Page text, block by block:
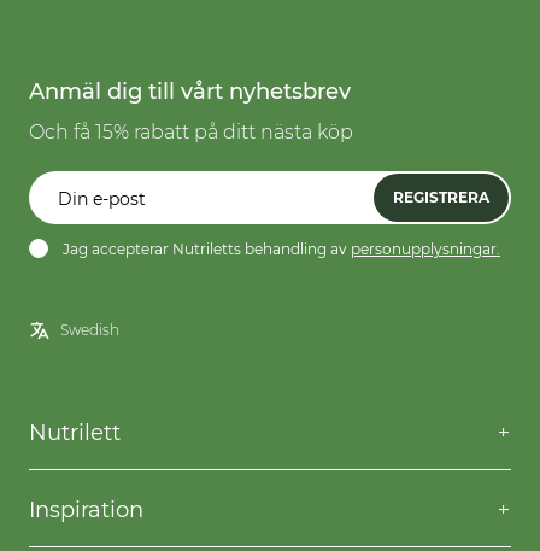
Anmäl dig till vårt nyhetsbrev
Och få 15% rabatt på ditt nästa köp
REGISTRERA
Jag accepterar Nutriletts behandling av personupplysningar.
Nutrilett
Kontakta oss
Frågor & svar
Frakt & returer
Inspiration